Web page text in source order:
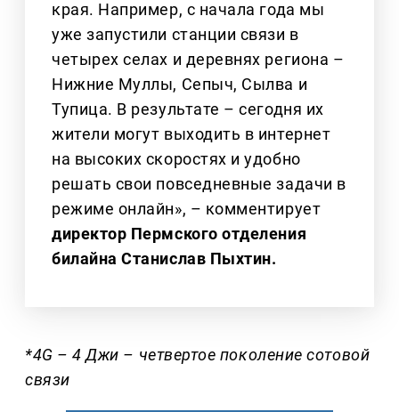
края. Например, с начала года мы
уже запустили станции связи в
четырех селах и деревнях региона –
Нижние Муллы, Сепыч, Сылва и
Тупица. В результате – сегодня их
жители могут выходить в интернет
на высоких скоростях и удобно
решать свои повседневные задачи в
режиме онлайн», – комментирует
директор Пермского отделения
билайна Станислав Пыхтин.
*4G – 4 Джи – четвертое поколение сотовой
связи